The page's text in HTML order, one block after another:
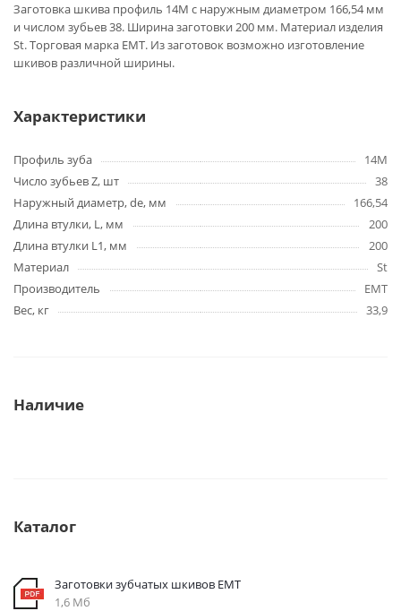
Заготовка шкива профиль 14M с наружным диаметром 166,54 мм
и числом зубьев 38. Ширина заготовки 200 мм. Материал изделия
St. Торговая марка EMT. Из заготовок возможно изготовление
шкивов различной ширины.
Характеристики
Профиль зуба
14M
Число зубьев Z, шт
38
Наружный диаметр, de, мм
166,54
Длина втулки, L, мм
200
Длина втулки L1, мм
200
Материал
St
Производитель
EMT
Вес, кг
33,9
Наличие
Каталог
Заготовки зубчатых шкивов EMT
1,6 Мб